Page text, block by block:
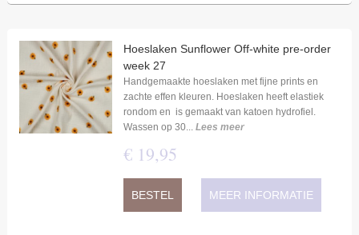
Hoeslaken Sunflower Off-white pre-order
week 27
Handgemaakte hoeslaken met fijne prints en
zachte effen kleuren. Hoeslaken heeft elastiek
rondom en is gemaakt van katoen hydrofiel.
Wassen op 30... Lees meer
€ 19,95
BESTEL MEER INFORMATIE